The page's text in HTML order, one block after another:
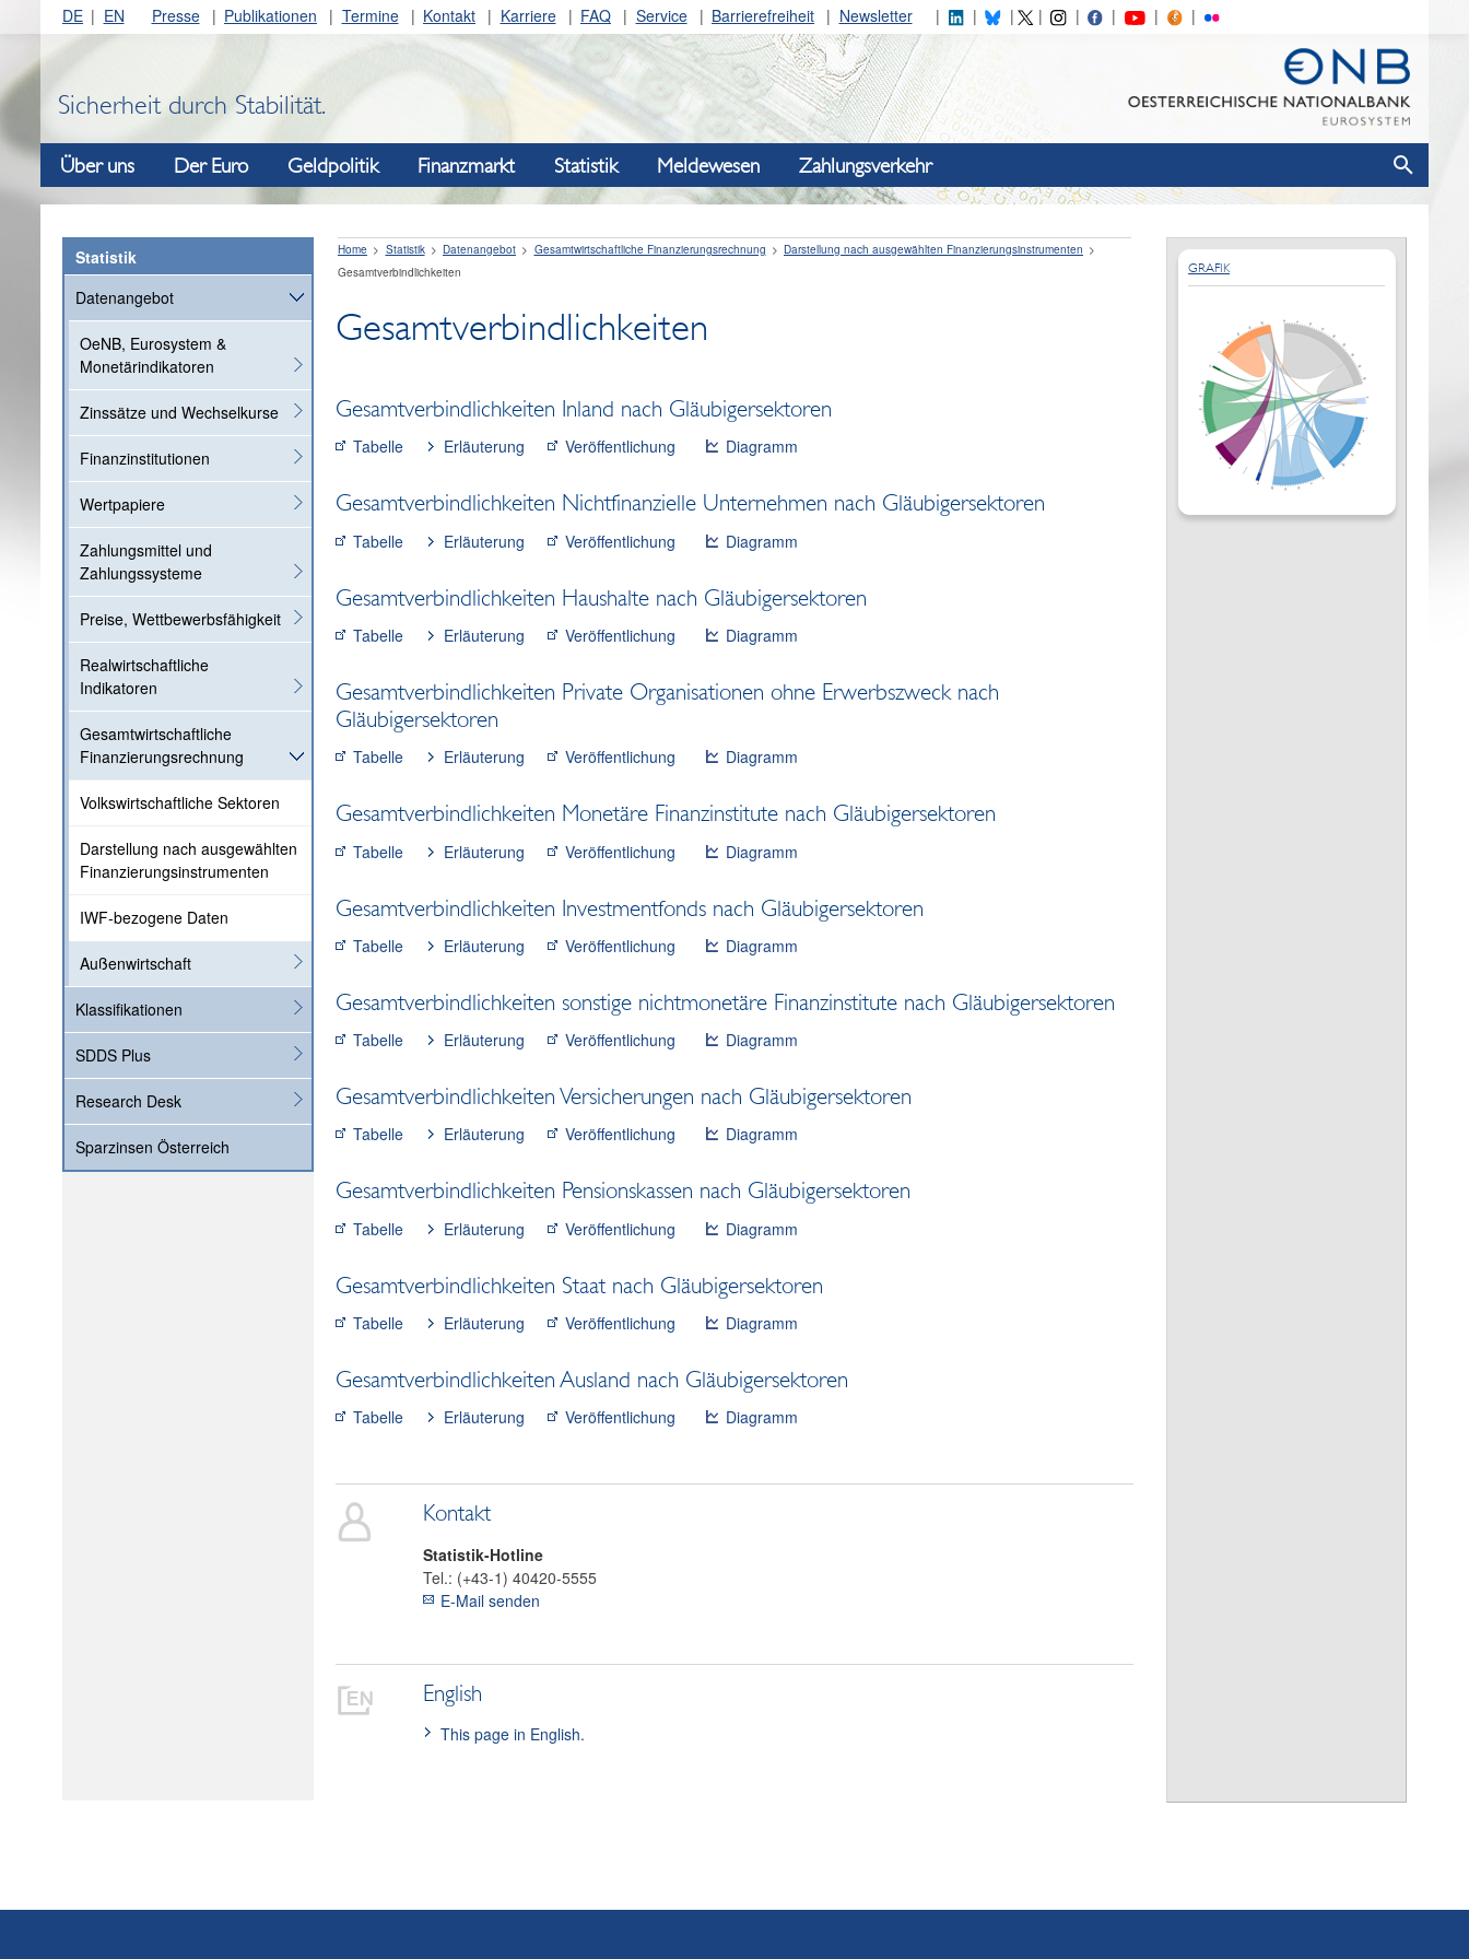
DE EN Presse Publikationen Termine Kontakt Karriere FAQ Service Barrierefreiheit Newsletter
Sicherheit durch Stabilität.
Über uns Der Euro Geldpolitik Finanzmarkt Statistik Meldewesen Zahlungsverkehr
Statistik
Datenangebot
OeNB, Eurosystem &
Monetärindikatoren
Zinssätze und Wechselkurse
Finanzinstitutionen
Wertpapiere
Zahlungsmittel und
Zahlungssysteme
Preise, Wettbewerbsfähigkeit
Realwirtschaftliche
Indikatoren
Gesamtwirtschaftliche
Finanzierungsrechnung
Volkswirtschaftliche Sektoren
Darstellung nach ausgewählten
Finanzierungsinstrumenten
IWF-bezogene Daten
Außenwirtschaft
Klassifikationen
SDDS Plus
Research Desk
Sparzinsen Österreich
Home Statistik Datenangebot Gesamtwirtschaftliche Finanzierungsrechnung
Darstellung nach ausgewählten Finanzierungsinstrumenten
Gesamtverbindlichkeiten
Gesamtverbindlichkeiten
Gesamtverbindlichkeiten Inland nach Gläubigersektoren
Tabelle Erläuterung Veröffentlichung Diagramm
Gesamtverbindlichkeiten Nichtfinanzielle Unternehmen nach Gläubigersektoren
Tabelle Erläuterung Veröffentlichung Diagramm
Gesamtverbindlichkeiten Haushalte nach Gläubigersektoren
Tabelle Erläuterung Veröffentlichung Diagramm
Gesamtverbindlichkeiten Private Organisationen ohne Erwerbszweck nach
Gläubigersektoren
Tabelle Erläuterung Veröffentlichung Diagramm
Gesamtverbindlichkeiten Monetäre Finanzinstitute nach Gläubigersektoren
Tabelle Erläuterung Veröffentlichung Diagramm
Gesamtverbindlichkeiten Investmentfonds nach Gläubigersektoren
Tabelle Erläuterung Veröffentlichung Diagramm
Gesamtverbindlichkeiten sonstige nichtmonetäre Finanzinstitute nach Gläubigersektoren
Tabelle Erläuterung Veröffentlichung Diagramm
Gesamtverbindlichkeiten Versicherungen nach Gläubigersektoren
Tabelle Erläuterung Veröffentlichung Diagramm
Gesamtverbindlichkeiten Pensionskassen nach Gläubigersektoren
Tabelle Erläuterung Veröffentlichung Diagramm
Gesamtverbindlichkeiten Staat nach Gläubigersektoren
Tabelle Erläuterung Veröffentlichung Diagramm
Gesamtverbindlichkeiten Ausland nach Gläubigersektoren
Tabelle Erläuterung Veröffentlichung Diagramm
Kontakt
Statistik-Hotline
Tel.: (+43-1) 40420-5555
E-Mail senden
English
This page in English.
GRAFIK